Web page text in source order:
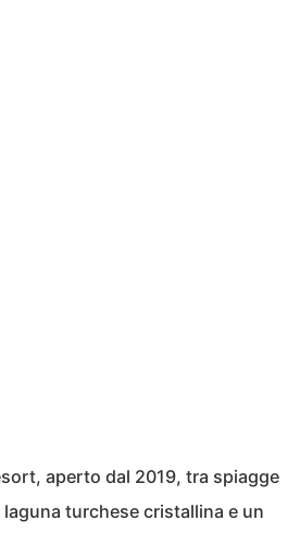
aperto dal 2019, tra spiagge
turchese cristallina e un